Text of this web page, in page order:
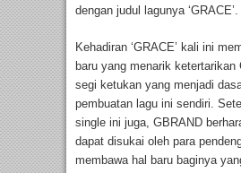
dengan judul lagunya ‘GRACE’.
Kehadiran ‘GRACE’ kali ini
baru yang menarik ketertarikan
segi ketukan yang menjadi
pembuatan lagu ini sendiri.
single ini juga, GBRAND
dapat disukai oleh para
membawa hal baru baginya